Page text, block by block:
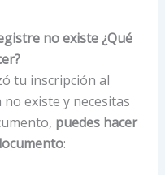
no existe ¿Qué
tu inscripción al
existe y necesitas
puedes hacer
: